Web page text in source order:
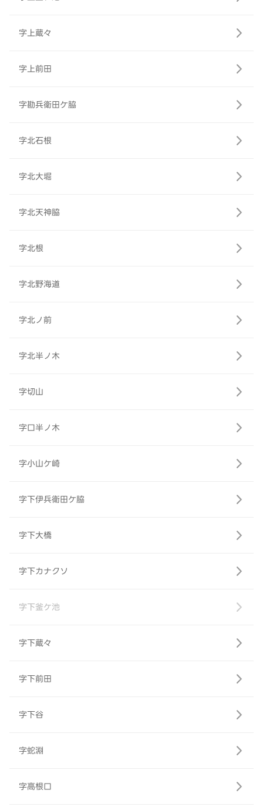
字上蔵々
字上前田
字勘兵衛田ケ脇
字北石根
字北大堀
字北天神脇
字北根
字北野海道
字北ノ前
字北半ノ木
字切山
字口半ノ木
字小山ケ崎
字下伊兵衛田ケ脇
字下大橋
字下カナクソ
字下釜ケ池
字下蔵々
字下前田
字下谷
字蛇淵
字高根口